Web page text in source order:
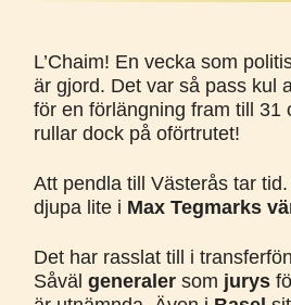
L’Chaim! En vecka som
är gjord. Det var så pass kul
för en förlängning fram till 31
rullar dock på oförtrutet!
Att pendla till Västerås tar
djupa lite i Max Tegmarks
Det har rasslat till i
Såväl generaler som jurys